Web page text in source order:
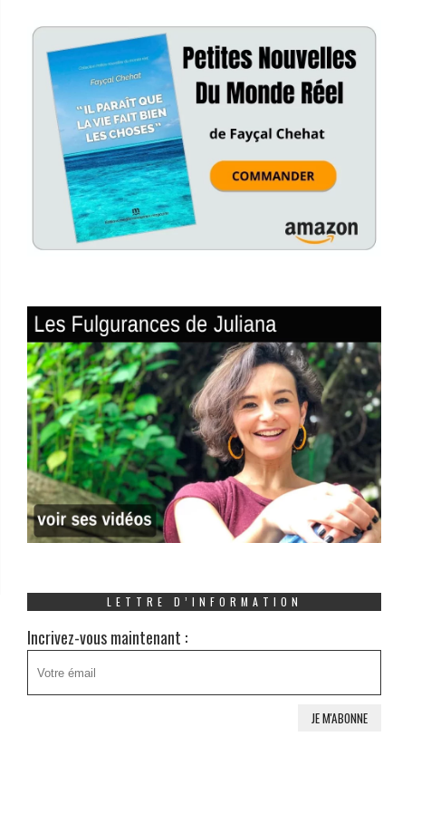
LETTRE D’INFORMATION
Incrivez-vous maintenant :